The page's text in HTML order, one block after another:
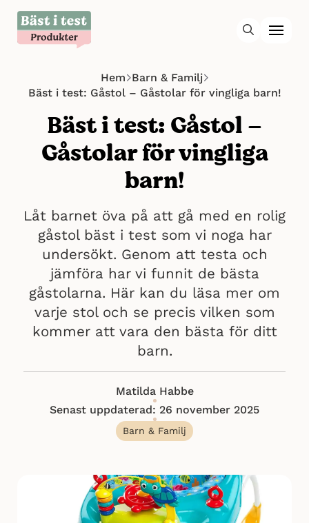
Hem Barn & Familj
Bäst i test: Gåstol – Gåstolar för vingliga barn!
Bäst i test: Gåstol –
Gåstolar för vingliga
barn!
Låt barnet öva på att gå med en rolig
gåstol bäst i test som vi noga har
undersökt. Genom att testa och
jämföra har vi funnit de bästa
gåstolarna. Här kan du läsa mer om
varje stol och se precis vilken som
kommer att vara den bästa för ditt
barn.
Matilda Habbe
Senast uppdaterad: 26 november 2025
Barn & Familj